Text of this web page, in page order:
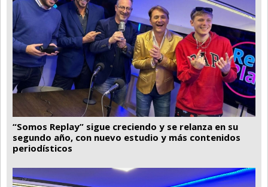
“Somos Replay” sigue creciendo y se relanza en su
segundo año, con nuevo estudio y más contenidos
periodísticos